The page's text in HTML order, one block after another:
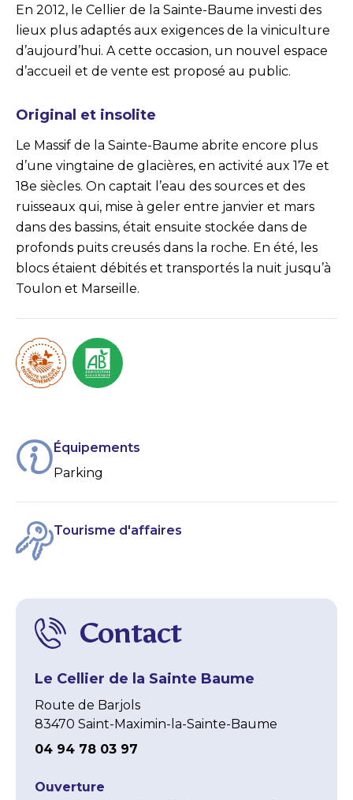
En 2012, le Cellier de la Sainte-Baume investi des
lieux plus adaptés aux exigences de la viniculture
d’aujourd’hui. A cette occasion, un nouvel espace
d’accueil et de vente est proposé au public.
Original et insolite
Le Massif de la Sainte-Baume abrite encore plus
d’une vingtaine de glacières, en activité aux 17e et
18e siècles. On captait l’eau des sources et des
ruisseaux qui, mise à geler entre janvier et mars
dans des bassins, était ensuite stockée dans de
profonds puits creusés dans la roche. En été, les
blocs étaient débités et transportés la nuit jusqu’à
Toulon et Marseille.
Équipements
Parking
Tourisme d'affaires
Contact
Le Cellier de la Sainte Baume
Route de Barjols
83470 Saint-Maximin-la-Sainte-Baume
04 94 78 03 97
Ouverture